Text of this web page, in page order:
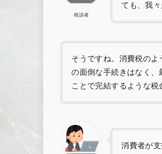
相談者
ても、我
そうですね。消費税の
の面倒な手続きはなく、
ことで完結するような税
消費者が